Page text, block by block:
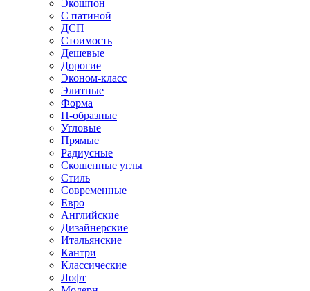
Экошпон
С патиной
ДСП
Стоимость
Дешевые
Дорогие
Эконом-класс
Элитные
Форма
П-образные
Угловые
Прямые
Радиусные
Скошенные углы
Стиль
Современные
Евро
Английские
Дизайнерские
Итальянские
Кантри
Классические
Лофт